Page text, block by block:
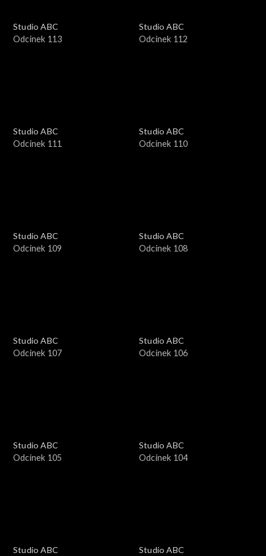
Studio ABC
Odcinek 113
Studio ABC
Odcinek 112
Studio ABC
Odcinek 111
Studio ABC
Odcinek 110
Studio ABC
Odcinek 109
Studio ABC
Odcinek 108
Studio ABC
Odcinek 107
Studio ABC
Odcinek 106
Studio ABC
Odcinek 105
Studio ABC
Odcinek 104
Studio ABC
Studio ABC